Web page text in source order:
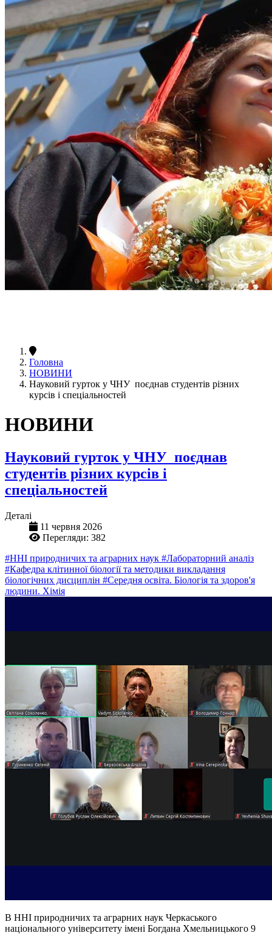
Головна
НОВИНИ
Науковий гурток у ЧНУ поєднав студентів різних
курсів і спеціальностей
НОВИНИ
Науковий гурток у ЧНУ поєднав
студентів різних курсів і
спеціальностей
Деталі
11 червня 2026
Перегляди: 382
#ННІ природничих та аграрних наук #Лабораторний аналіз
#Кафедра клітинної біології та методики викладання
біологічних дисциплін #Середня освіта. Біологія та здоров'я
людини. Хімія
В ННІ природничих та аграрних наук Черкаського
національного університету імені Богдана Хмельницького 9